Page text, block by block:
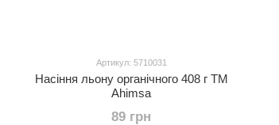
Артикул: 5710031
Насіння льону органічного 408 г ТМ
Ahimsa
89 грн